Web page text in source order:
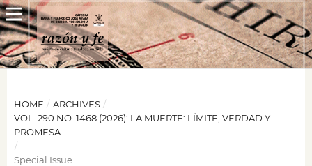
HOME / ARCHIVES /
VOL. 290 NO. 1468 (2026): LA MUERTE: LÍMITE, VERDAD Y
PROMESA
/
Special Issue